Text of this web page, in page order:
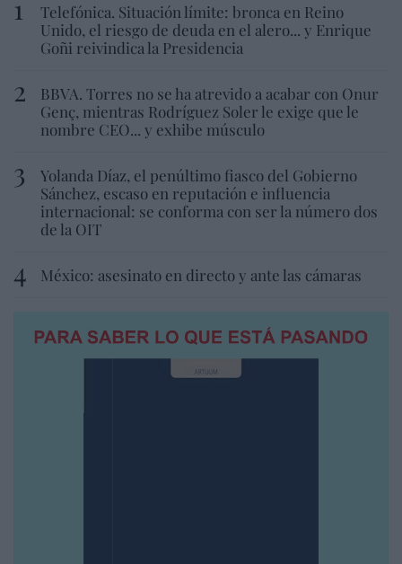
Telefónica. Situación límite: bronca en Reino
Unido, el riesgo de deuda en el alero... y Enrique
Goñi reivindica la Presidencia
BBVA. Torres no se ha atrevido a acabar con Onur
Genç, mientras Rodríguez Soler le exige que le
nombre CEO... y exhibe músculo
Yolanda Díaz, el penúltimo fiasco del Gobierno
Sánchez, escaso en reputación e influencia
internacional: se conforma con ser la número dos
de la OIT
México: asesinato en directo y ante las cámaras